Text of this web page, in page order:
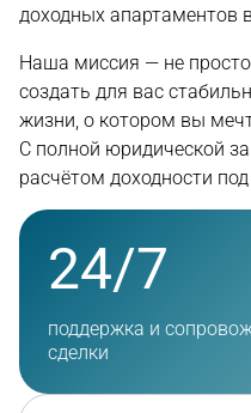
доходных апартаментов
Наша миссия — не
создать для вас
жизни, о котором вы
С полной юридической
расчётом доходности
24/7
поддержка и
сделки